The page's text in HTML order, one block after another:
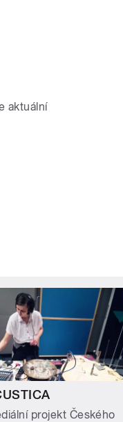
aktuální
projekt Českého